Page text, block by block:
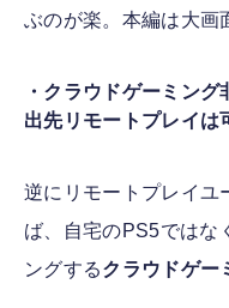
ぶのが楽。本編は大画
・クラウドゲーミン
出先リモートプレイは
逆にリモートプレイユ
ば、自宅のPS5ではな
ングするクラウドゲー